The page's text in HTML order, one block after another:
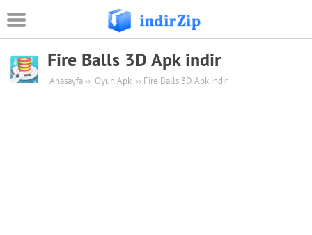
Android
Eğitim
Fire Balls 3D Apk indir
Anasayfa ›› Oyun Apk ›› Fire Balls 3D Apk indir